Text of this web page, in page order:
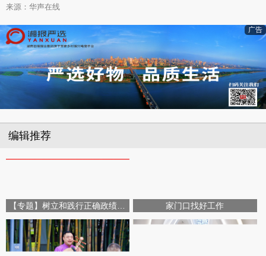
来源：华声在线
广告
编辑推荐
家门口找好工作